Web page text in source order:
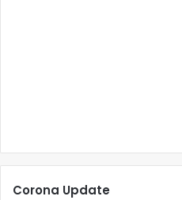
Corona Update